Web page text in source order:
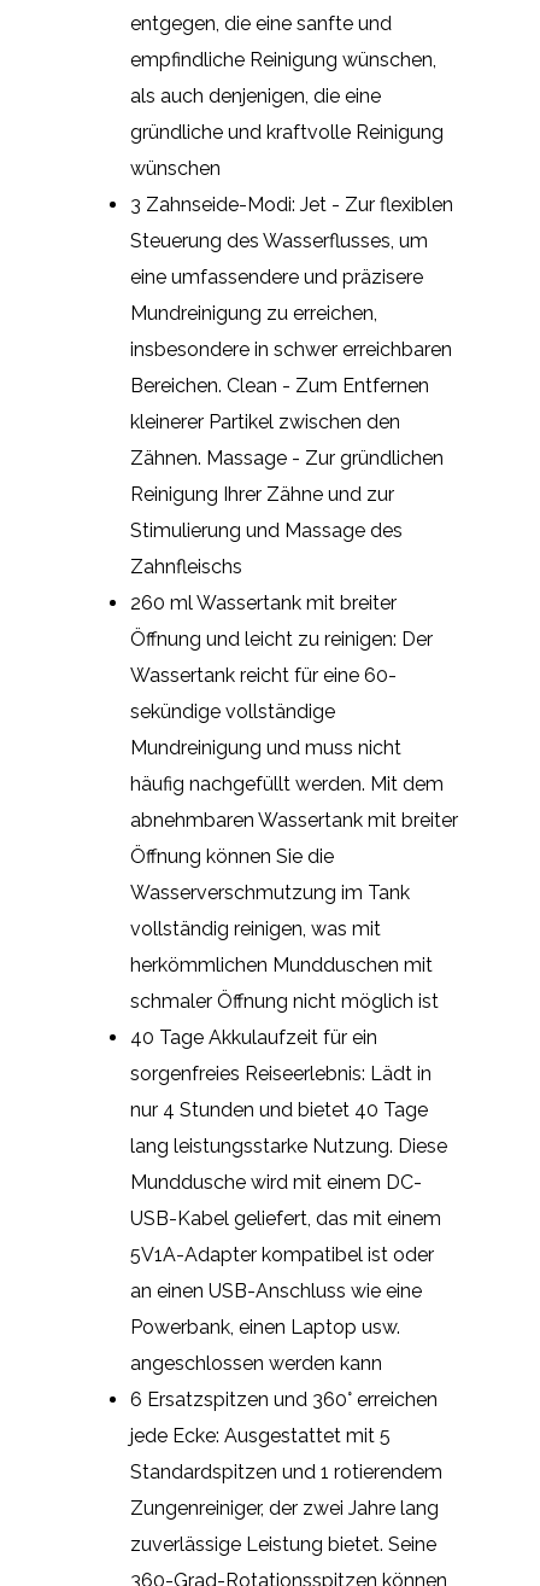
entgegen, die eine sanfte und
empfindliche Reinigung wünschen,
als auch denjenigen, die eine
gründliche und kraftvolle Reinigung
wünschen
3 Zahnseide-Modi: Jet - Zur flexiblen
Steuerung des Wasserflusses, um
eine umfassendere und präzisere
Mundreinigung zu erreichen,
insbesondere in schwer erreichbaren
Bereichen. Clean - Zum Entfernen
kleinerer Partikel zwischen den
Zähnen. Massage - Zur gründlichen
Reinigung Ihrer Zähne und zur
Stimulierung und Massage des
Zahnfleischs
260 ml Wassertank mit breiter
Öffnung und leicht zu reinigen: Der
Wassertank reicht für eine 60-
sekündige vollständige
Mundreinigung und muss nicht
häufig nachgefüllt werden. Mit dem
abnehmbaren Wassertank mit breiter
Öffnung können Sie die
Wasserverschmutzung im Tank
vollständig reinigen, was mit
herkömmlichen Mundduschen mit
schmaler Öffnung nicht möglich ist
40 Tage Akkulaufzeit für ein
sorgenfreies Reiseerlebnis: Lädt in
nur 4 Stunden und bietet 40 Tage
lang leistungsstarke Nutzung. Diese
Munddusche wird mit einem DC-
USB-Kabel geliefert, das mit einem
5V1A-Adapter kompatibel ist oder
an einen USB-Anschluss wie eine
Powerbank, einen Laptop usw.
angeschlossen werden kann
6 Ersatzspitzen und 360° erreichen
jede Ecke: Ausgestattet mit 5
Standardspitzen und 1 rotierendem
Zungenreiniger, der zwei Jahre lang
zuverlässige Leistung bietet. Seine
360-Grad-Rotationsspitzen können